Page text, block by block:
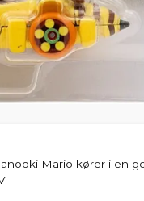
Mario kører i en